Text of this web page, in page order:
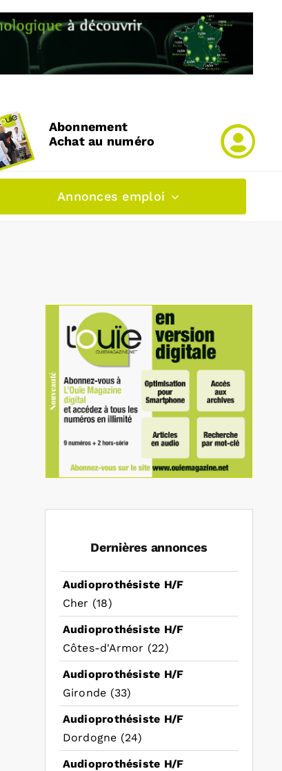
Abonnement
Achat au numéro
Annonces emploi
Dernières annonces
Audioprothésiste H/F
Cher (18)
Audioprothésiste H/F
Côtes-d'Armor (22)
Audioprothésiste H/F
Gironde (33)
Audioprothésiste H/F
Dordogne (24)
Audioprothésiste H/F